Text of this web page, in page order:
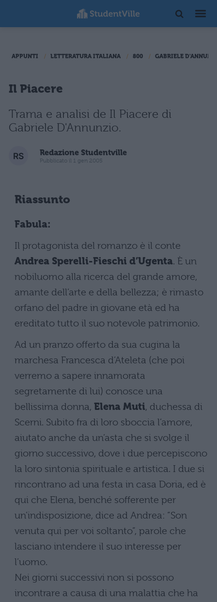
APPUNTI LETTERATURA ITALIANA 800 GABRIELE
Il Piacere
Trama e analisi de Il Piacere di
Gabriele D'Annunzio.
Redazione Studentville
Pubblicato il 1 gen 2005
Riassunto
Fabula:
Il protagonista del romanzo è il conte
Andrea Sperelli-Fieschi d’Ugenta. È un
nobiluomo alla ricerca del grande amore,
amante dell’arte e della bellezza; è rimasto
orfano del padre in giovane età ed ha
ereditato tutto il suo notevole patrimonio.
Ad un pranzo offerto da sua cugina la
marchesa Francesca d’Ateleta (che poi
verremo a sapere innamorata
segretamente di lui) conosce una
bellissima donna, Elena Muti, duchessa di
Scerni. Subito fra di loro sboccia l’amore,
aiutato anche da un’asta che si svolge il
giorno successivo, dove i due percepiscono
la loro sintonia spirituale e artistica. I due si
rincontrano ad una festa in casa Doria, ed è
qui che Elena, benché sofferente per
un’indisposizione, dice ad Andrea: “Son
venuta qui per voi soltanto”, parole che
lasciano intendere il suo interesse per
l’uomo.
Nei giorni successivi non si possono
incontrare a causa di una malattia che ha